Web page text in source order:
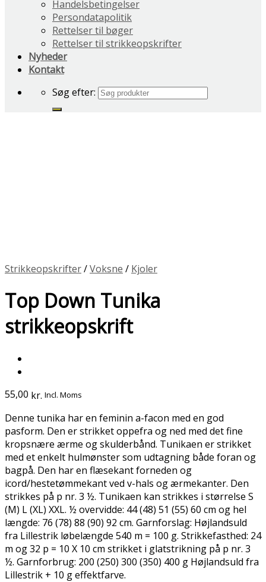
Handelsbetingelser
Persondatapolitik
Rettelser til bøger
Rettelser til strikkeopskrifter
Nyheder
Kontakt
Søg efter:
Strikkeopskrifter/Voksne / Kjoler
Top Down Tunika
strikkeopskrift
55,00 kr. Incl. Moms
Denne tunika har en feminin a-facon med en god
pasform. Den er strikket oppefra og ned med det fine
kropsnære ærme og skulderbånd. Tunikaen er strikket
med et enkelt hulmønster som udtagning både foran og
bagpå. Den har en flæsekant forneden og
icord/hestetømmekant ved v-hals og ærmekanter. Den
strikkes på p nr. 3 ½. Tunikaen kan strikkes i størrelse S
(M) L (XL) XXL. ½ overvidde: 44 (48) 51 (55) 60 cm og hel
længde: 76 (78) 88 (90) 92 cm. Garnforslag: Højlandsuld
fra Lillestrik løbelængde 540 m = 100 g. Strikkefasthed: 24
m og 32 p = 10 X 10 cm strikket i glatstrikning på p nr. 3
½. Garnforbrug: 200 (250) 300 (350) 400 g Højlandsuld fra
Lillestrik + 10 g effektfarve.